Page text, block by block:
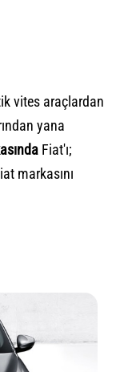
vites araçlardan
yana
Fiat'ı;
markasını